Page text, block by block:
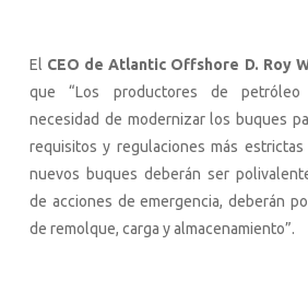
El CEO de Atlantic Offshore D. Roy
que “Los productores de
necesidad de modernizar los buques
requisitos y regulaciones más
nuevos buques deberán ser
de acciones de emergencia, deberán
de remolque, carga y almacenamiento”.